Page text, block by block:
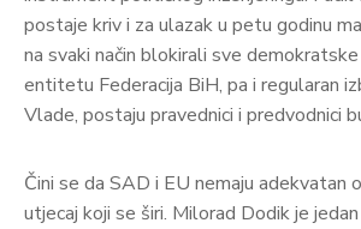
postaje kriv i za ulazak u petu godinu
na svaki način blokirali sve
entitetu Federacija BiH, pa i regularan
Vlade, postaju pravednici i predvodnici
Čini se da SAD i EU nemaju adekvatan
utjecaj koji se širi. Milorad Dodik je